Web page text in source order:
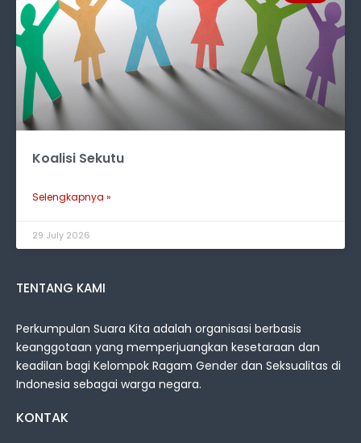
Koalisi Sekutu
Selengkapnya »
29 July 2026
TENTANG KAMI
Perkumpulan Suara Kita adalah organisasi berbasis
keanggotaan yang memperjuangkan kesetaraan dan
keadilan bagi Kelompok Ragam Gender dan Seksualitas di
Indonesia sebagai warga negara.
KONTAK